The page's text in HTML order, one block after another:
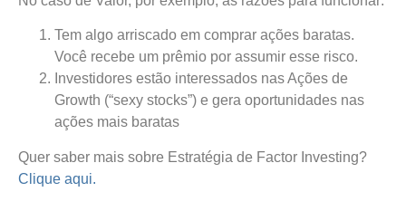
Tem algo arriscado em comprar ações baratas.
Você recebe um prêmio por assumir esse risco.
Investidores estão interessados nas Ações de
Growth (“sexy stocks”) e gera oportunidades nas
ações mais baratas
Quer saber mais sobre Estratégia de Factor Investing?
Clique aqui.